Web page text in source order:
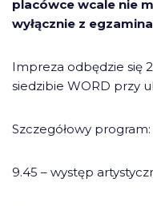
placówce wcale nie
wyłącznie z
Impreza odbędzie się
siedzibie WORD przy
Szczegółowy program:
9.45 – występ